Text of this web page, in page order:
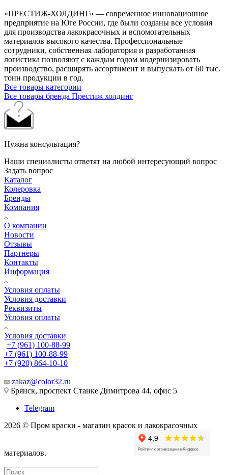
«ПРЕСТИЖ-ХОЛДИНГ» — современное инновационное
предприятие на Юге России, где были созданы все условия
для производства лакокрасочных и вспомогательных
материалов высокого качества. Профессиональные
сотрудники, собственная лаборатория и разработанная
логистика позволяют с каждым годом модернизировать
производство, расширять ассортимент и выпускать от 60 тыс.
тонн продукции в год.
Все товары категории
Все товары бренда Престиж холдинг
Нужна консультация?
Наши специалисты ответят на любой интересующий вопрос
Задать вопрос
Каталог
Колеровка
Бренды
Компания
О компании
Новости
Отзывы
Партнеры
Контакты
Информация
Условия оплаты
Условия доставки
Реквизиты
Условия оплаты
Условия доставки
+7 (961) 100-88-99
+7 (961) 100-88-99
+7 (920) 864-10-10
zakaz@color32.ru
Брянск, проспект Станке Димитрова 44, офис 5
Telegram
2026 © Пром краски - магазин красок и лакокрасочных
материалов.